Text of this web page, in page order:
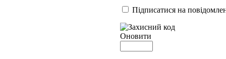
Підписатися на
Оновити